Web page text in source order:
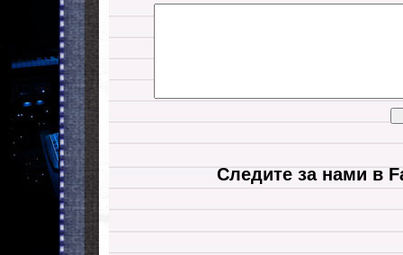
Следите за нами в